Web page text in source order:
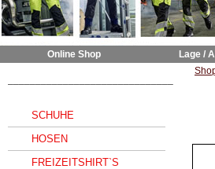
Online Shop Lage /
SCHUHE
HOSEN
FREIZEITSHIRT`S